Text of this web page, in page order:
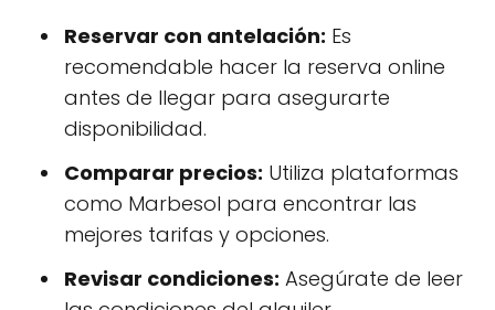
Reservar con antelación: Es
recomendable hacer la reserva online
antes de llegar para asegurarte
disponibilidad.
Comparar precios: Utiliza plataformas
como Marbesol para encontrar las
mejores tarifas y opciones.
Revisar condiciones: Asegúrate de leer